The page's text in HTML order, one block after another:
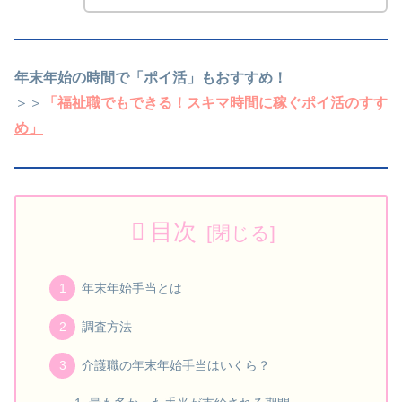
年末年始の時間で「ポイ活」もおすすめ！
＞＞
「福祉職でもできる！スキマ時間に稼ぐポイ活のすす
め」
目次
年末年始手当とは
調査方法
介護職の年末年始手当はいくら？